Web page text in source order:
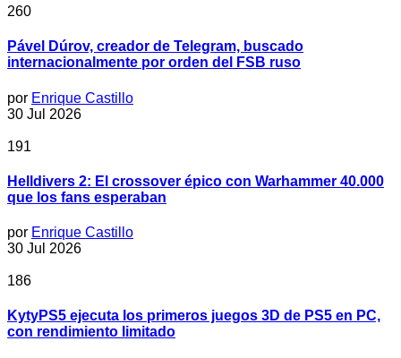
260
Pável Dúrov, creador de Telegram, buscado
internacionalmente por orden del FSB ruso
por Enrique Castillo
30 Jul 2026
191
Helldivers 2: El crossover épico con Warhammer 40.000
que los fans esperaban
por Enrique Castillo
30 Jul 2026
186
KytyPS5 ejecuta los primeros juegos 3D de PS5 en PC,
con rendimiento limitado